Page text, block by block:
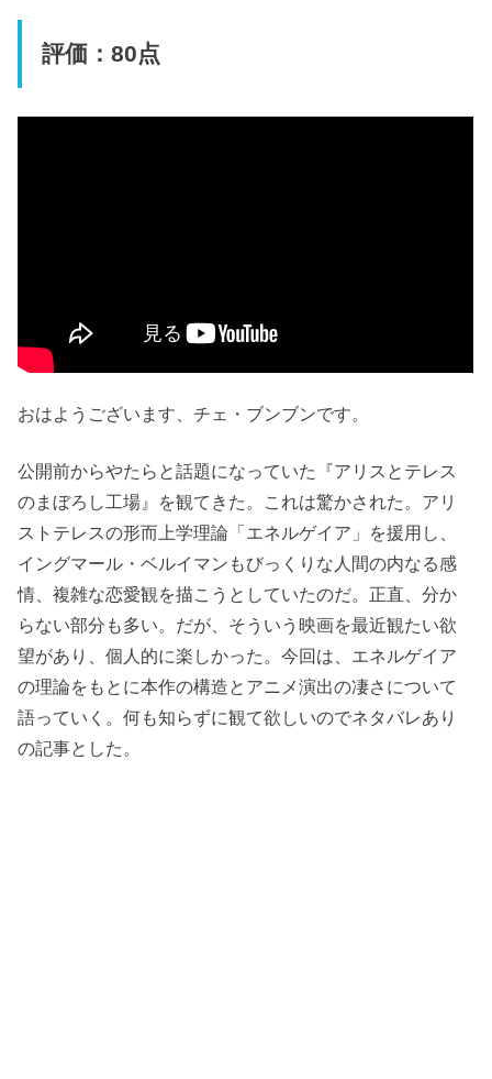
評価：80点
おはようございます、チェ・ブンブンです。
公開前からやたらと話題になっていた『アリスとテレス
のまぼろし工場』を観てきた。これは驚かされた。アリ
ストテレスの形而上学理論「エネルゲイア」を援用し、
イングマール・ベルイマンもびっくりな人間の内なる感
情、複雑な恋愛観を描こうとしていたのだ。正直、分か
らない部分も多い。だが、そういう映画を最近観たい欲
望があり、個人的に楽しかった。今回は、エネルゲイア
の理論をもとに本作の構造とアニメ演出の凄さについて
語っていく。何も知らずに観て欲しいのでネタバレあり
の記事とした。